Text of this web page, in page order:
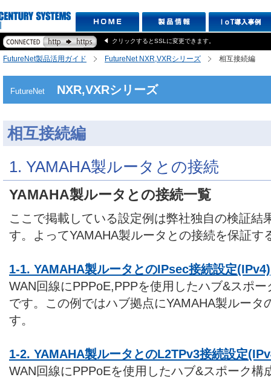
クリックするとSSLに変更できます。
FutureNet製品活用ガイド FutureNet NXR,VXRシリーズ 相互接続編
FutureNet NXR,VXRシリーズ
相互接続編
1. YAMAHA製ルータとの接続
YAMAHA製ルータとの接続一覧
ここで掲載している設定例は弊社独自の検証結
す。よってYAMAHA製ルータとの接続を保証す
1-1. YAMAHA製ルータとのIPsec接続設定(IPv4)
WAN回線にPPPoE,PPPを使用したハブ&スポ
です。この例ではハブ拠点にYAMAHA製ルータ
す。
1-2. YAMAHA製ルータとのL2TPv3接続設定
WAN回線にPPPoEを使用したハブ&スポーク構